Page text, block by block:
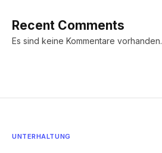
Recent Comments
Es sind keine Kommentare vorhanden.
UNTERHALTUNG